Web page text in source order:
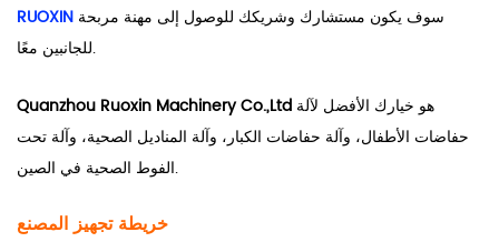
RUOXIN
للجانبين معًا.
Quanzhou Ruoxin Machinery Co.,Ltd
حفاضات الأطفال، وآلة حفاضات الكبار، وآلة المناديل الصحية، وآلة تحت
الفوط الصحية في الصين.
خريطة تجهيز المصنع